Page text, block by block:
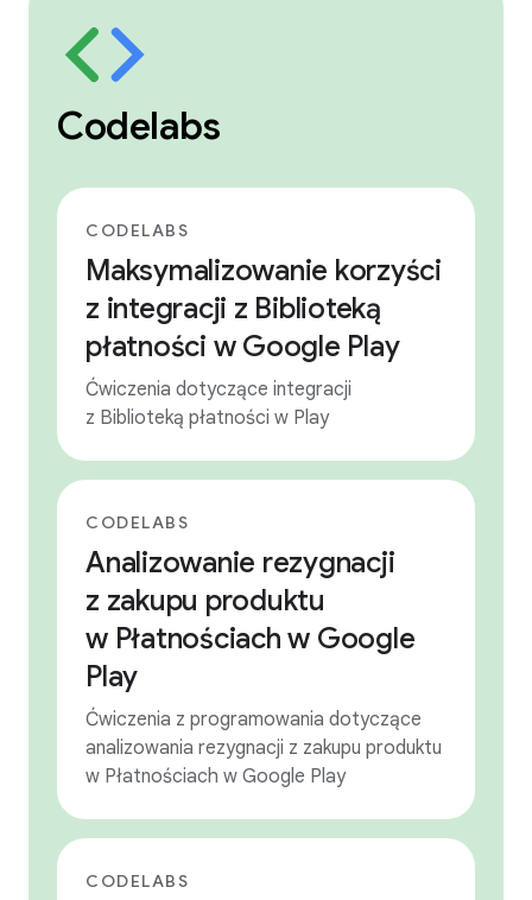
Codelabs
CODELABS
Maksymalizowanie korzyści
z integracji z Biblioteką
płatności w Google Play
Ćwiczenia dotyczące integracji
z Biblioteką płatności w Play
CODELABS
Analizowanie rezygnacji
z zakupu produktu
w Płatnościach w Google
Play
Ćwiczenia z programowania dotyczące
analizowania rezygnacji z zakupu produktu
w Płatnościach w Google Play
CODELABS